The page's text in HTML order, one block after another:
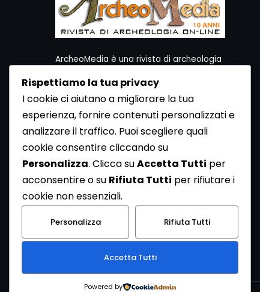
ArcheoMedia è una rivista di archeologia
Per contattare la Redazione potete utilizzare i
seguenti recapiti:
Redazione ArcheoMedia c/o Mediares S.c.
Via Gioberti 80/D - 10128 Torino
Tel 011.5806363 - Fax 011.5808561
http://www.mediares.to.it
http://www.didatticatorino.it
Rispettiamo la tua privacy
I cookie ci aiutano a migliorare la tua
esperienza, fornire contenuti personalizzati e
analizzare il traffico. Puoi scegliere quali
cookie consentire cliccando su
Personalizza. Clicca suAccetta Tutti per
acconsentire o su Rifiuta Tutti per rifiutare i
cookie non essenziali.
Personalizza Rifiuta Tutti
Accetta Tutti
Powered by